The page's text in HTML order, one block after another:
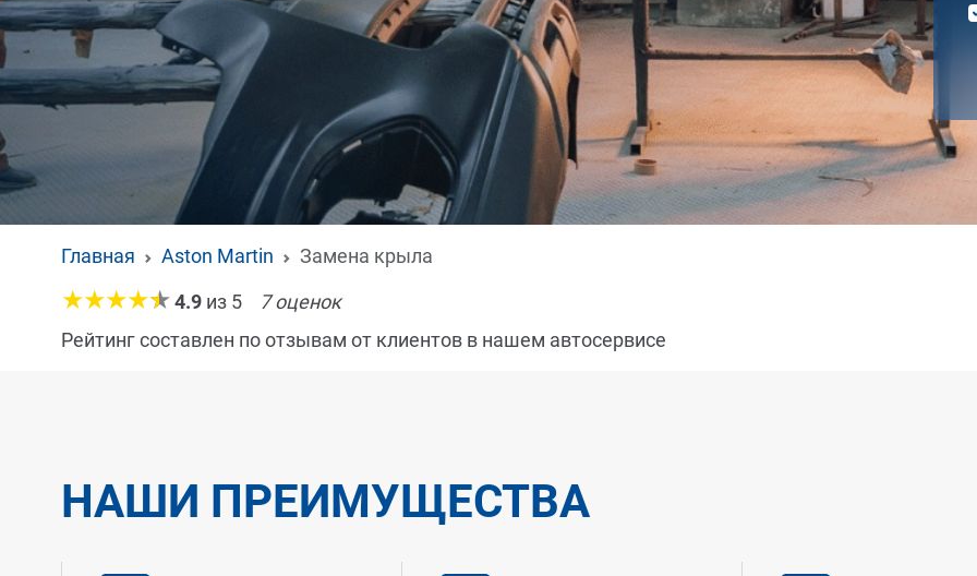
Главная Aston Martin
Замена крыла
4.9 из 5 7оценок
Рейтинг составлен по отзывам от клиентов в нашем автосервисе
НАШИ ПРЕИМУЩЕСТВА